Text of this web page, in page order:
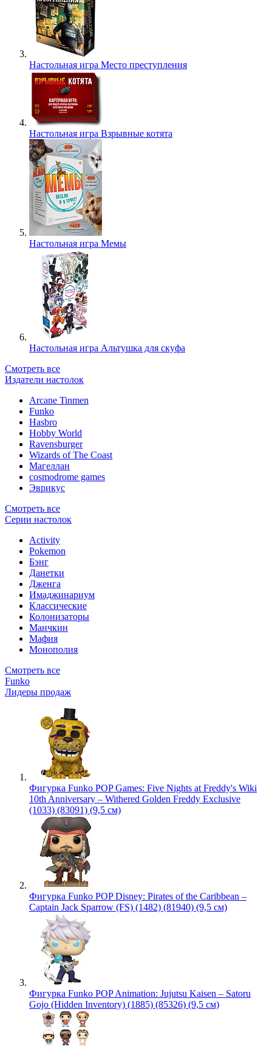
Настольная игра Место преступления
Настольная игра Взрывные котята
Настольная игра Мемы
Настольная игра Альтушка для скуфа
Смотреть все
Издатели настолок
Arcane Tinmen
Funko
Hasbro
Hobby World
Ravensburger
Wizards of The Coast
Магеллан
сosmodrome games
Эврикус
Смотреть все
Серии настолок
Activity
Pokemon
Бэнг
Данетки
Дженга
Имаджинариум
Классические
Колонизаторы
Манчкин
Мафия
Монополия
Смотреть все
Funko
Лидеры продаж
Фигурка Funko POP Games: Five Nights at Freddy's Wiki
10th Anniversary – Withered Golden Freddy Exclusive
(1033) (83091) (9,5 см)
Фигурка Funko POP Disney: Pirates of the Caribbean –
Captain Jack Sparrow (FS) (1482) (81940) (9,5 см)
Фигурка Funko POP Animation: Jujutsu Kaisen – Satoru
Gojo (Hidden Inventory) (1885) (85326) (9,5 см)